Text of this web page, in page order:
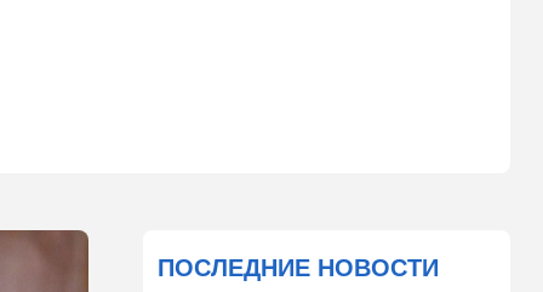
ПОСЛЕДНИЕ НОВОСТИ